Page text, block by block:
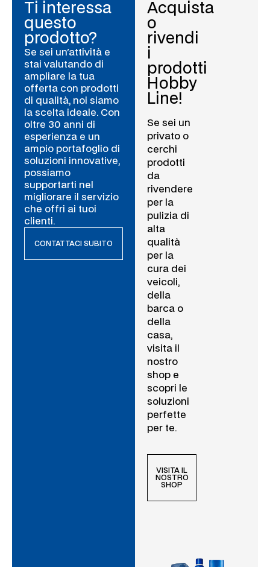
Ti interessa
questo
prodotto?
Se sei un'attività e
stai valutando di
ampliare la tua
offerta con prodotti
di qualità, noi siamo
la scelta ideale. Con
oltre 30 anni di
esperienza e un
ampio portafoglio di
soluzioni innovative,
possiamo
supportarti nel
migliorare il servizio
che offri ai tuoi
clienti.
CONTATTACI SUBITO
Acquista
o
rivendi
i
prodotti
Hobby
Line!
Se sei un
privato o
cerchi
prodotti
da
rivendere
per la
pulizia di
alta
qualità
per la
cura dei
veicoli,
della
barca o
della
casa,
visita il
nostro
shop e
scopri le
soluzioni
perfette
per te.
VISITA IL
NOSTRO
SHOP